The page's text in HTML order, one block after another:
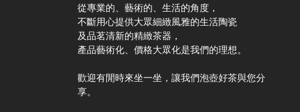
從專業的、藝術的、生活的角度，
不斷用心提供大眾細緻風雅的生活陶瓷
及品茗清新的精緻茶器，
產品藝術化、價格大眾化是我們的理想。
歡迎有閒時來坐一坐，讓我們泡壺好茶與您分
享。